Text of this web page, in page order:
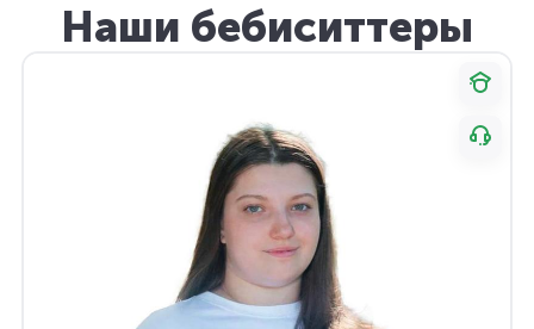
Наши бебиситтеры